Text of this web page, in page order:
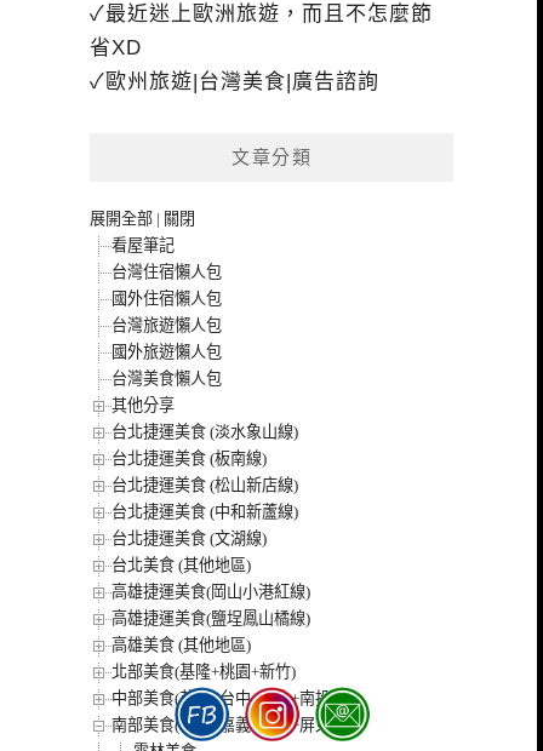
✓最近迷上歐洲旅遊，而且不怎麼節
省XD
✓歐州旅遊|台灣美食|廣告諮詢
文章分類
展開全部 | 關閉
看屋筆記
台灣住宿懶人包
國外住宿懶人包
台灣旅遊懶人包
國外旅遊懶人包
台灣美食懶人包
其他分享
台北捷運美食 (淡水象山線)
台北捷運美食 (板南線)
台北捷運美食 (松山新店線)
台北捷運美食 (中和新蘆線)
台北捷運美食 (文湖線)
台北美食 (其他地區)
高雄捷運美食(岡山小港紅線)
高雄捷運美食(鹽埕鳳山橘線)
高雄美食 (其他地區)
北部美食(基隆+桃園+新竹)
中部美食(苗栗+台中+彰化+南投)
南部美食(雲林+嘉義+台南+屏東)